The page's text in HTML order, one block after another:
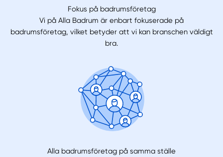
Fokus på badrumsföretag
Vi på Alla Badrum är enbart fokuserade på
badrumsföretag, vilket betyder att vi kan branschen väldigt
bra.
Alla badrumsföretag på samma ställe